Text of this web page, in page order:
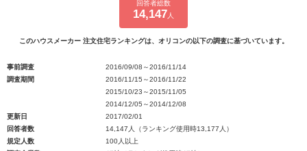
回答者総数
14,147 人
このハウスメーカー 注文住宅ランキングは、オリコンの以下の調査に基づいています。
事前調査
2016/09/08～2016/11/14
調査期間
2016/11/15～2016/11/22
2015/10/23～2015/11/05
2014/12/05～2014/12/08
更新日
2017/02/01
回答者数
14,147人（ランキング使用時13,177人）
規定人数
100人以上